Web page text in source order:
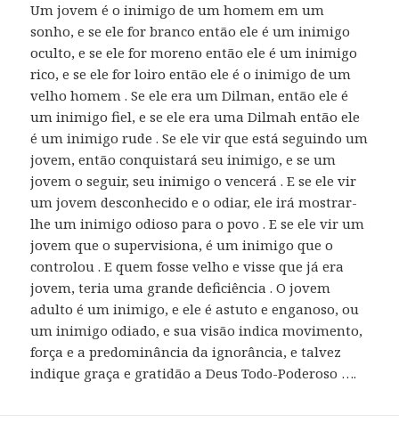
Um jovem é o inimigo de um homem em um
sonho, e se ele for branco então ele é um inimigo
oculto, e se ele for moreno então ele é um inimigo
rico, e se ele for loiro então ele é o inimigo de um
velho homem . Se ele era um Dilman, então ele é
um inimigo fiel, e se ele era uma Dilmah então ele
é um inimigo rude . Se ele vir que está seguindo um
jovem, então conquistará seu inimigo, e se um
jovem o seguir, seu inimigo o vencerá . E se ele vir
um jovem desconhecido e o odiar, ele irá mostrar-
lhe um inimigo odioso para o povo . E se ele vir um
jovem que o supervisiona, é um inimigo que o
controlou . E quem fosse velho e visse que já era
jovem, teria uma grande deficiência . O jovem
adulto é um inimigo, e ele é astuto e enganoso, ou
um inimigo odiado, e sua visão indica movimento,
força e a predominância da ignorância, e talvez
indique graça e gratidão a Deus Todo-Poderoso ….